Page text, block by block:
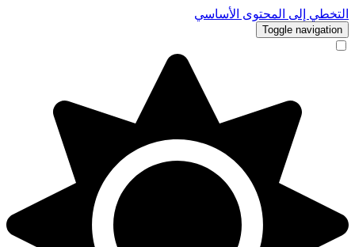
التخطي إلى المحتوى الأساسي
Toggle navigation